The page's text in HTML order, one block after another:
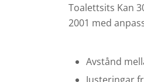
Toalettsits Kan
2001 med
Avstånd